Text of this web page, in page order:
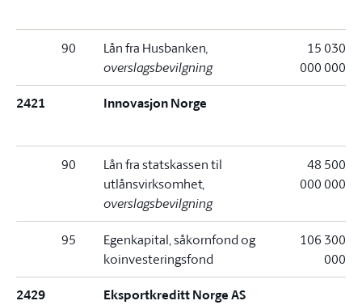
90 Lån fra Husbanken,
overslagsbevilgning
15 030
000 000
2421 Innovasjon Norge
90
Lån fra statskassen til
utlånsvirksomhet,
overslagsbevilgning
48 500
000 000
95
Egenkapital, såkornfond og
koinvesteringsfond
106 300
000
2429 Eksportkreditt Norge AS